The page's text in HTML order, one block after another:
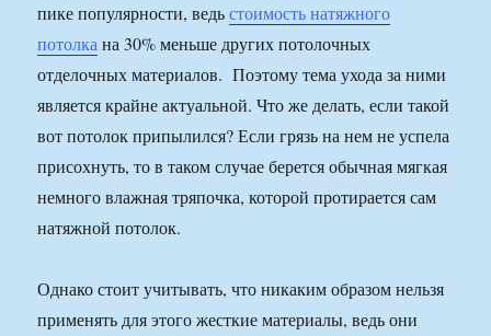
пике популярности, ведьстоимость натяжного
потолкана 30% меньше других потолочных
отделочных материалов. Поэтому тема ухода за ними
является крайне актуальной. Что же делать, если такой
вот потолок припылился? Если грязь на нем не успела
присохнуть, то в таком случае берется обычная мягкая
немного влажная тряпочка, которой протирается сам
натяжной потолок.
Однако стоит учитывать, что никаким образом нельзя
применять для этого жесткие материалы, ведь они